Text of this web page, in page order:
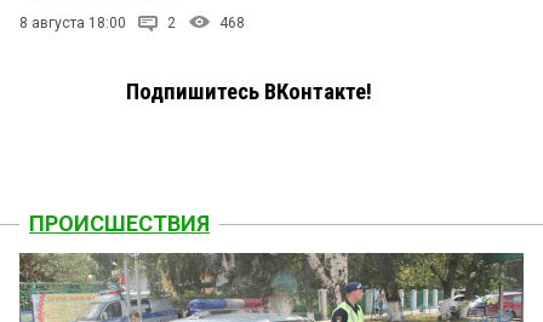
8 августа 18:00 2 468
Подпишитесь ВКонтакте!
ПРОИСШЕСТВИЯ